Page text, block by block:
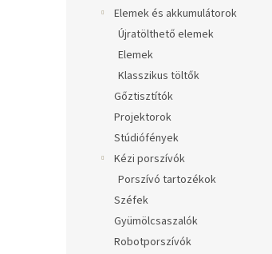
Elemek és akkumulátorok
Újratölthető elemek
Elemek
Klasszikus töltők
Gőztisztítók
Projektorok
Stúdiófények
Kézi porszívók
Porszívó tartozékok
Széfek
Gyümölcsaszalók
Robotporszívók